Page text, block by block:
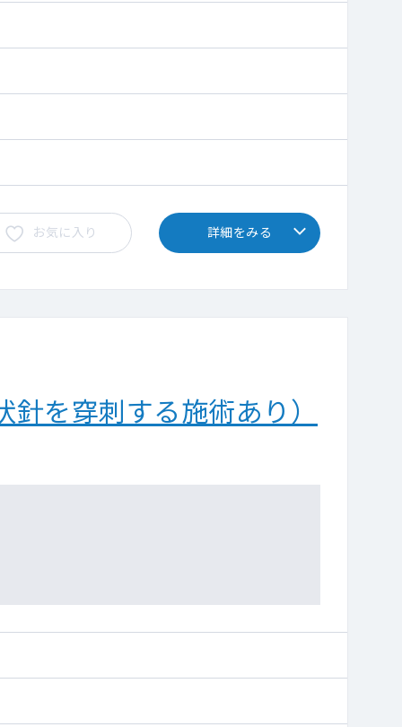
お気に入り 詳細をみる
を穿刺する施術あり）